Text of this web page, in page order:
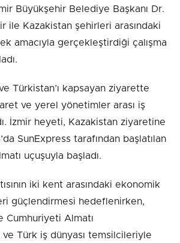
Büyükşehir Belediye Başkanı Dr.
ile Kazakistan şehirleri arasındaki
amacıyla gerçekleştirdiği çalışma
Türkistan’ı kapsayan ziyarette
ve yerel yönetimler arası iş
İzmir heyeti, Kazakistan ziyaretine
SunExpress tarafından başlatılan
uçuşuyla başladı.
iki kent arasındaki ekonomik
güçlendirmesi hedeflenirken,
Cumhuriyeti Almatı
ve Türk iş dünyası temsilcileriyle